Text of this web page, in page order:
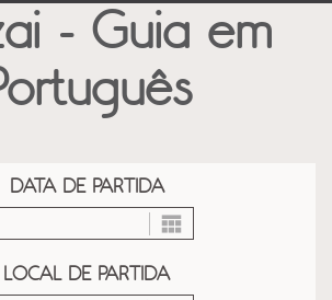
- Guia em
DATA DE PARTIDA
LOCAL DE PARTIDA